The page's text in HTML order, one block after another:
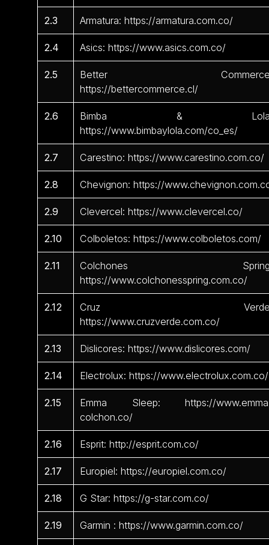
2.3 Armatura: https://armatura.com.co/
2.4 Asics: https://www.asics.com.co/
2.5
Better
https://bettercommerce.cl/
2.6
Bimba &
https://www.bimbaylola.com/co_es/
2.7 Carestino: https://www.carestino.com.co/
2.8 Chevignon: https://
2.9 Clevercel: https://www.clevercel.co/
2.10 Colboletos: https://www.colboletos.com/
2.11
Colchones
https://www.colchonesspring.com.co/
2.12
Cruz
https://www.cruzverde.com.co/
2.13 Dislicores: https://www.dislicores.com/
2.14 Electrolux: https://www.electrolux.com.co/
2.15
Emma Sleep: https://
colchon.co/
2.16 Esprit: http://esprit.com.co/
2.17 Europiel: https://europiel.com.co/
2.18 G Star: https://g-star.com.co/
2.19 Garmin : https://www.garmin.com.co/